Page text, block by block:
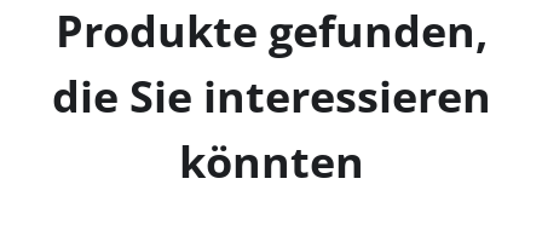
Produkte gefunden,
die Sie interessieren
könnten